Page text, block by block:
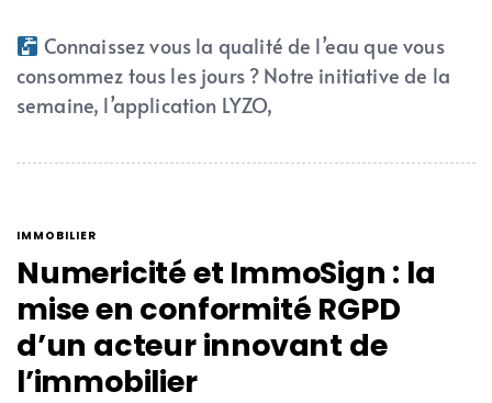
Connaissez vous la qualité de l’eau que vous
consommez tous les jours ? Notre initiative de la
semaine, l’application LYZO,
IMMOBILIER
Numericité et ImmoSign : la
mise en conformité RGPD
d’un acteur innovant de
l’immobilier